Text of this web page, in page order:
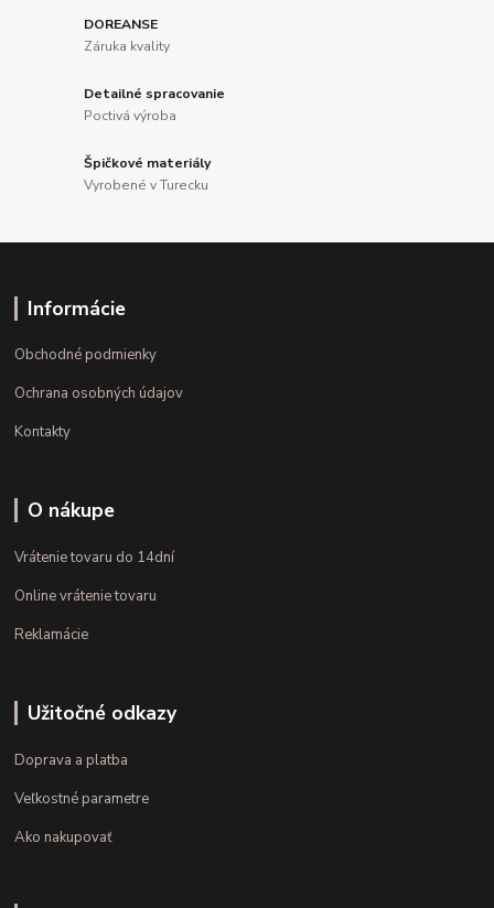
DOREANSE
Záruka kvality
Detailné spracovanie
Poctivá výroba
Špičkové materiály
Vyrobené v Turecku
Informácie
Obchodné podmienky
Ochrana osobných údajov
Kontakty
O nákupe
Vrátenie tovaru do 14dní
Online vrátenie tovaru
Reklamácie
Užitočné odkazy
Doprava a platba
Veľkostné parametre
Ako nakupovať